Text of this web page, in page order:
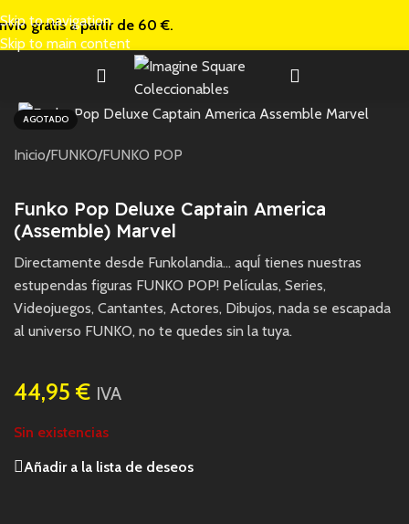
Skip to navigation
Skip to main content
gratis apartir de 60 €.
AGOTADO
Inicio/FUNKO/FUNKO POP
Funko Pop Deluxe Captain America
(Assemble) Marvel
Directamente desde Funkolandia… aquÍ tienes nuestras
estupendas figuras FUNKO POP! Películas, Series,
Videojuegos, Cantantes, Actores, Dibujos, nada se escapada
al universo FUNKO, no te quedes sin la tuya.
44,95 € IVA
Sin existencias
Añadir a la lista de deseos